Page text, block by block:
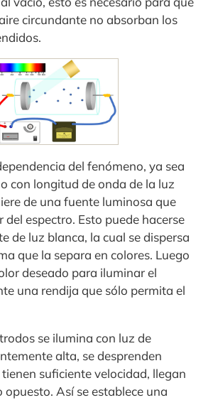
circundante no absorban los
del fenómeno, ya sea
con longitud de onda de la luz
de una fuente luminosa que
del espectro. Esto puede hacerse
de luz blanca, la cual se dispersa
que la separa en colores. Luego
deseado para iluminar el
una rendija que sólo permita el
se ilumina con luz de
alta, se desprenden
suficiente velocidad, llegan
opuesto. Así se establece una